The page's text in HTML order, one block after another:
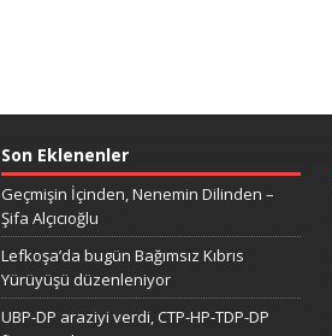
Son Eklenenler
Geçmişin İçinden, Nenemin Dilinden –
Şifa Alçıcıoğlu
Lefkoşa’da bugün Bağımsız Kıbrıs
Yürüyüşü düzenleniyor
UBP-DP araziyi verdi, CTP-HP-TDP-DP